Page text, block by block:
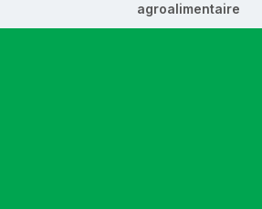
agroalimentaire